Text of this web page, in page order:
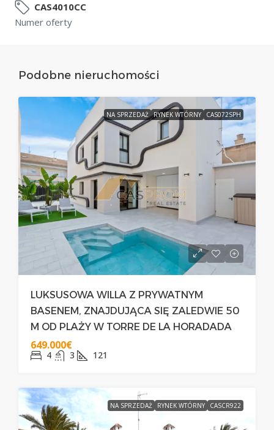
CAS4010CC
Numer oferty
Podobne nieruchomości
NA SPRZEDAŻ RYNEK WTÓRNY CAS072SPH
LUKSUSOWA WILLA Z PRYWATNYM
BASENEM, ZNAJDUJĄCA SIĘ ZALEDWIE 50
M OD PLAŻY W TORRE DE LA HORADADA
649.000€
4 3 121
NA SPRZEDAŻ RYNEK WTÓRNY CASCR922